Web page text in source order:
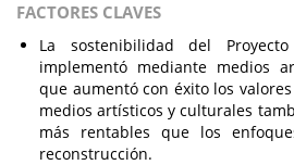
FACTORES CLAVES
La sostenibilidad del
implementó mediante medios
que aumentó con éxito los
medios artísticos y culturales
más rentables que los
reconstrucción.